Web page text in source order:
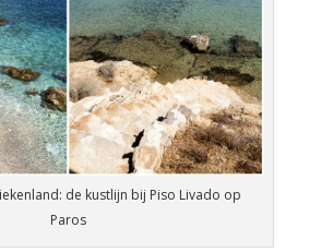
de kustlijn bij Piso Livado op
Paros